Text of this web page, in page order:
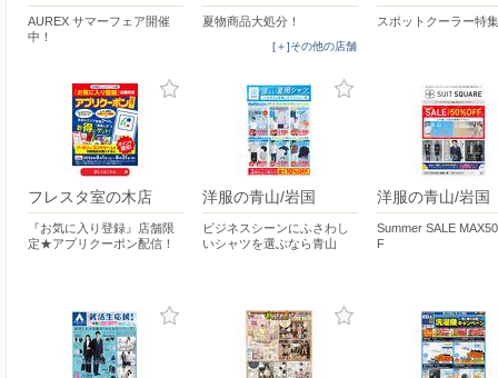
AUREX サマーフェア開催
中！
夏物商品大処分！
[＋]その他の店舗
スポットクーラー特集
フレスタ室の木店
『お気に入り登録』店舗限
定★アプリクーポン配信！
洋服の青山/岩国
ビジネスシーンにふさわし
いシャツを選ぶなら青山
洋服の青山/岩国
Summer SALE
F